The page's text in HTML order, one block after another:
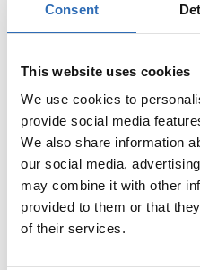
Consent
This website uses cookies
We use cookies to
provide social media
We also share information
our social media,
may combine it with other
provided to them or that
of their services.
kr tidigare alltid
utan upphämtning
gemensam
Välj bort
tilläggstjänsternär
När du bokat klart,
Alternativ
👉 Läs mer om hur